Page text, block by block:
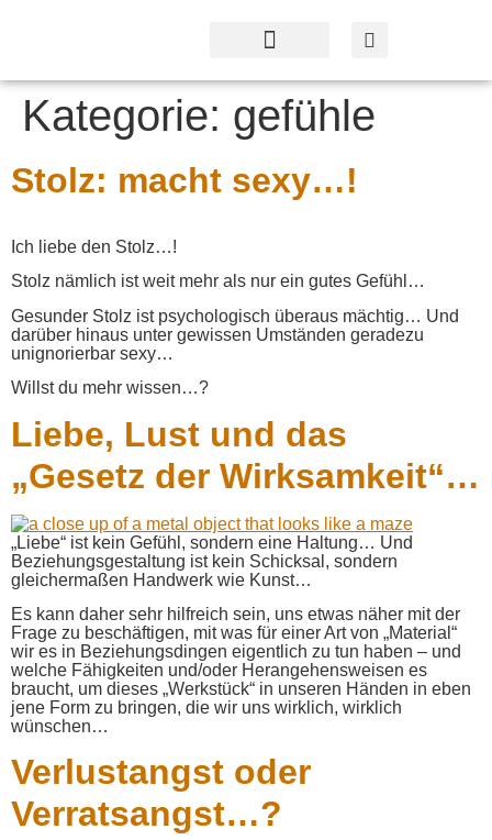
Kategorie: gefühle
Stolz: macht sexy…!
Ich liebe den Stolz…!
Stolz nämlich ist weit mehr als nur ein gutes Gefühl…
Gesunder Stolz ist psychologisch überaus mächtig… Und
darüber hinaus unter gewissen Umständen geradezu
unignorierbar sexy…
Willst du mehr wissen…?
Liebe, Lust und das
„Gesetz der Wirksamkeit“…
„Liebe“ ist kein Gefühl, sondern eine Haltung… Und
Beziehungsgestaltung ist kein Schicksal, sondern
gleichermaßen Handwerk wie Kunst…
Es kann daher sehr hilfreich sein, uns etwas näher mit der
Frage zu beschäftigen, mit was für einer Art von „Material“
wir es in Beziehungsdingen eigentlich zu tun haben – und
welche Fähigkeiten und/oder Herangehensweisen es
braucht, um dieses „Werkstück“ in unseren Händen in eben
jene Form zu bringen, die wir uns wirklich, wirklich
wünschen…
Verlustangst oder
Verratsangst…?